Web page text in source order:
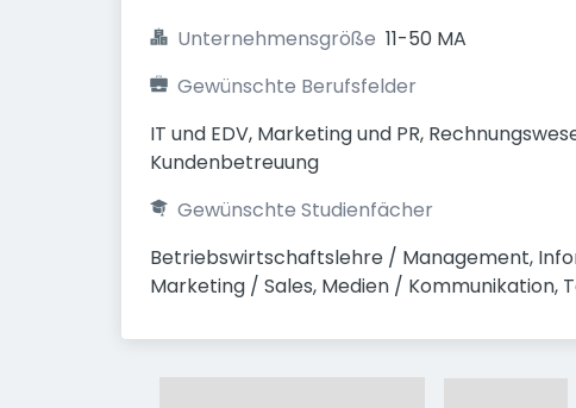
Unternehmensgröße 11-50 MA
Gewünschte Berufsfelder
IT und EDV, Marketing und PR,
Kundenbetreuung
Gewünschte Studienfächer
Betriebswirtschaftslehre / Management,
Marketing / Sales, Medien / Kommunikation,